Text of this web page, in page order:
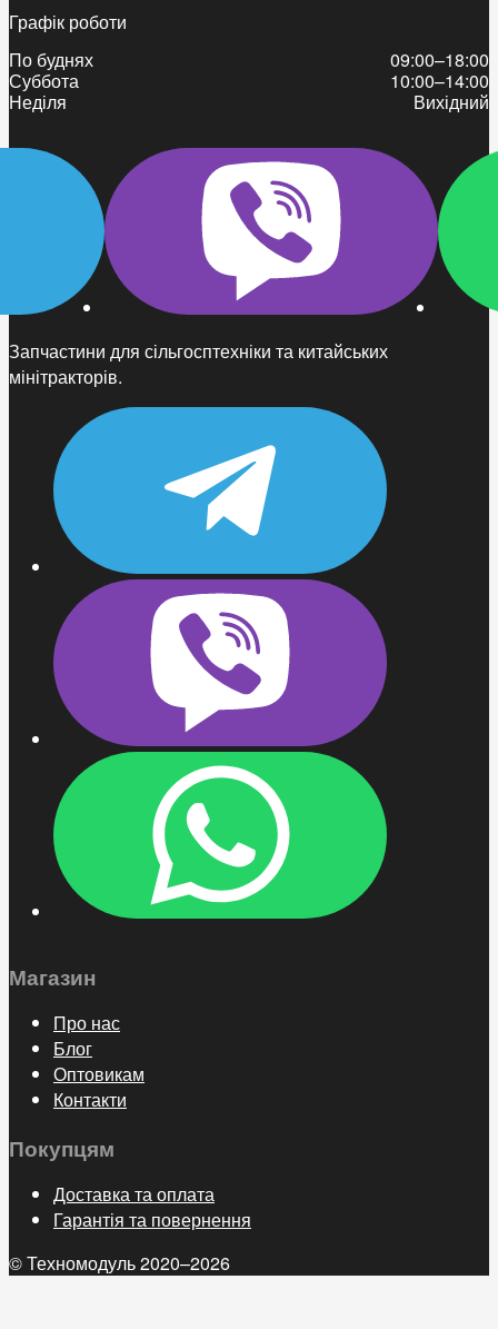
Запчастини для сільгосптехніки та китайських
мінітракторів.
Магазин
Про нас
Блог
Оптовикам
Контакти
Покупцям
Доставка та оплата
Гарантія та повернення
© Техномодуль 2020–2026
Графік роботи
По буднях
09:00–18:00
Суббота
10:00–14:00
Неділя
Вихідний